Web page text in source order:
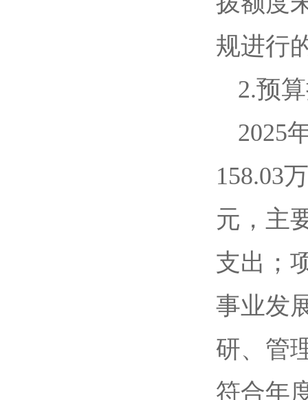
规进行
2.预
2025
158.03
元，主
支出；
事业发
研、管
符合年